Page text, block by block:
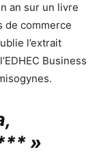
an sur un livre
de commerce
l’extrait
Business
»